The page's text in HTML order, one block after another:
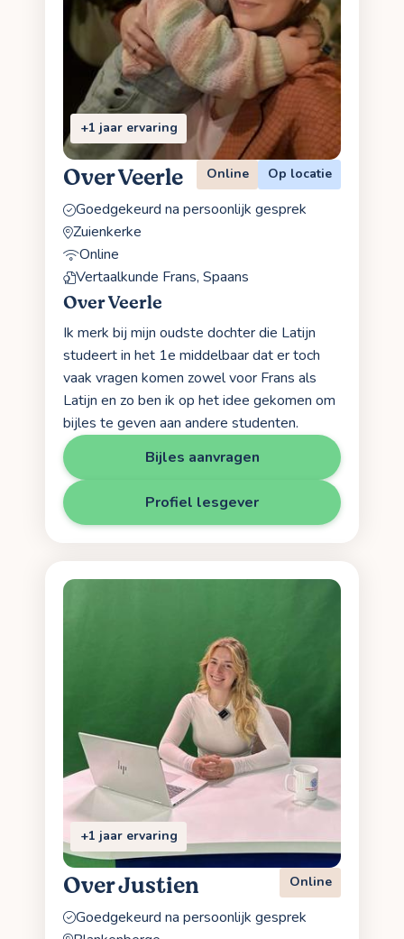
+1 jaar ervaring
Over Veerle Online Op locatie
Goedgekeurd na persoonlijk gesprek
Zuienkerke
Online
Vertaalkunde Frans, Spaans
Over Veerle
Ik merk bij mijn oudste dochter die Latijn
studeert in het 1e middelbaar dat er toch
vaak vragen komen zowel voor Frans als
Latijn en zo ben ik op het idee gekomen om
bijles te geven aan andere studenten.
Bijles aanvragen
Profiel lesgever
+1 jaar ervaring
Over Justien Online
Goedgekeurd na persoonlijk gesprek